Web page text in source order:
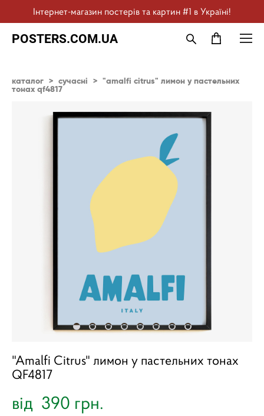
Інтернет-магазин постерів та картин #1 в Україні!
POSTERS.COM.UA
каталог > сучасні > "amalfi citrus" лимон у пастельних
тонах qf4817
"Amalfi Citrus" лимон у пастельних тонах
QF4817
від 390 грн.